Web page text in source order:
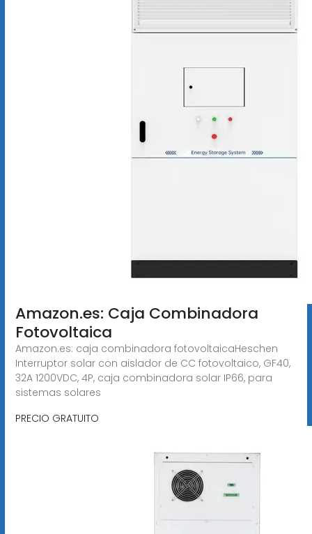
Amazon.es: Caja Combinadora
Fotovoltaica
Amazon.es: caja combinadora fotovoltaicaHeschen
Interruptor solar con aislador de CC fotovoltaico, GF40,
32A 1200VDC, 4P, caja combinadora solar IP66, para
sistemas solares
PRECIO GRATUITO